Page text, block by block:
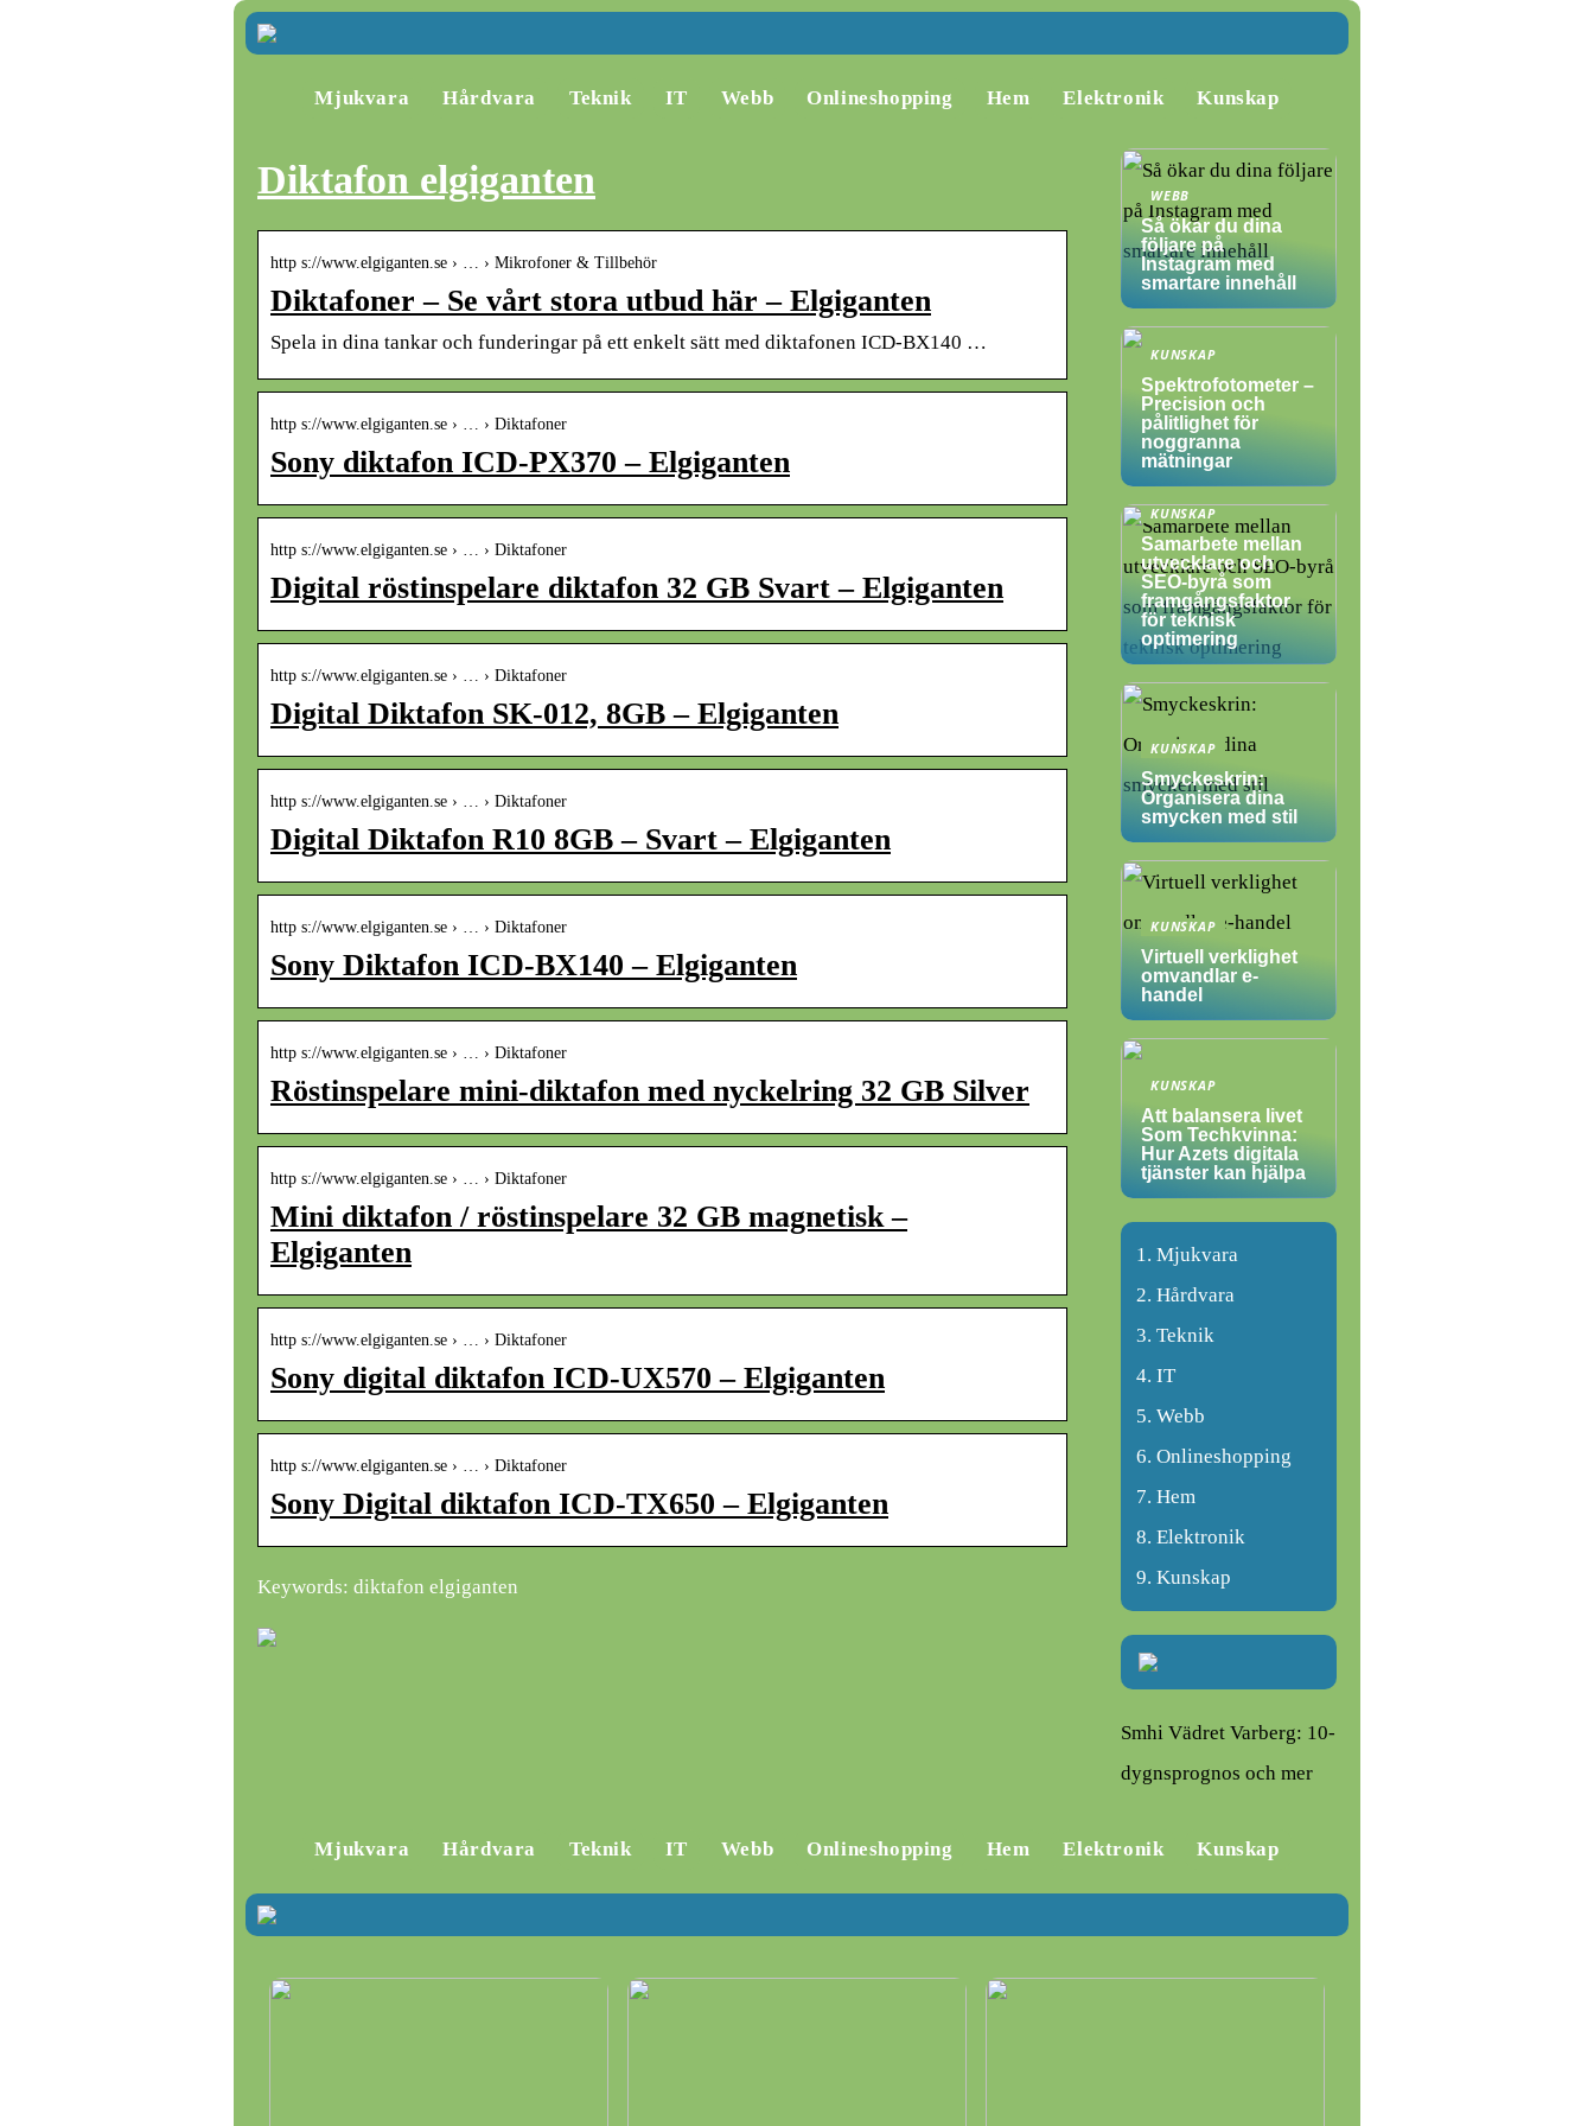
Mjukvara Hårdvara Teknik IT Webb Onlineshopping Hem Elektronik Kunskap
Diktafon elgiganten
http s://www.elgiganten.se › … › Mikrofoner & Tillbehör
Diktafoner – Se vårt stora utbud här – Elgiganten
Spela in dina tankar och funderingar på ett enkelt sätt med diktafonen ICD-BX140 …
http s://www.elgiganten.se › … › Diktafoner
Sony diktafon ICD-PX370 – Elgiganten
http s://www.elgiganten.se › … › Diktafoner
Digital röstinspelare diktafon 32 GB Svart – Elgiganten
http s://www.elgiganten.se › … › Diktafoner
Digital Diktafon SK-012, 8GB – Elgiganten
http s://www.elgiganten.se › … › Diktafoner
Digital Diktafon R10 8GB – Svart – Elgiganten
http s://www.elgiganten.se › … › Diktafoner
Sony Diktafon ICD-BX140 – Elgiganten
http s://www.elgiganten.se › … › Diktafoner
Röstinspelare mini-diktafon med nyckelring 32 GB Silver
http s://www.elgiganten.se › … › Diktafoner
Mini diktafon / röstinspelare 32 GB magnetisk –
Elgiganten
http s://www.elgiganten.se › … › Diktafoner
Sony digital diktafon ICD-UX570 – Elgiganten
http s://www.elgiganten.se › … › Diktafoner
Sony Digital diktafon ICD-TX650 – Elgiganten
Keywords: diktafon elgiganten
WEBB
Så ökar du dina
följare på
Instagram med
smartare innehåll
KUNSKAP
Spektrofotometer –
Precision och
pålitlighet för
noggranna
mätningar
KUNSKAP
Samarbete mellan
utvecklare och
SEO-byrå som
framgångsfaktor
för teknisk
optimering
KUNSKAP
Smyckeskrin:
Organisera dina
smycken med stil
KUNSKAP
Virtuell verklighet
omvandlar e-
handel
KUNSKAP
Att balansera livet
Som Techkvinna:
Hur Azets digitala
tjänster kan hjälpa
Mjukvara
Hårdvara
Teknik
IT
Webb
Onlineshopping
Hem
Elektronik
Kunskap
Smhi Vädret Varberg: 10-
dygnsprognos och mer
Mjukvara Hårdvara Teknik IT Webb Onlineshopping Hem Elektronik Kunskap